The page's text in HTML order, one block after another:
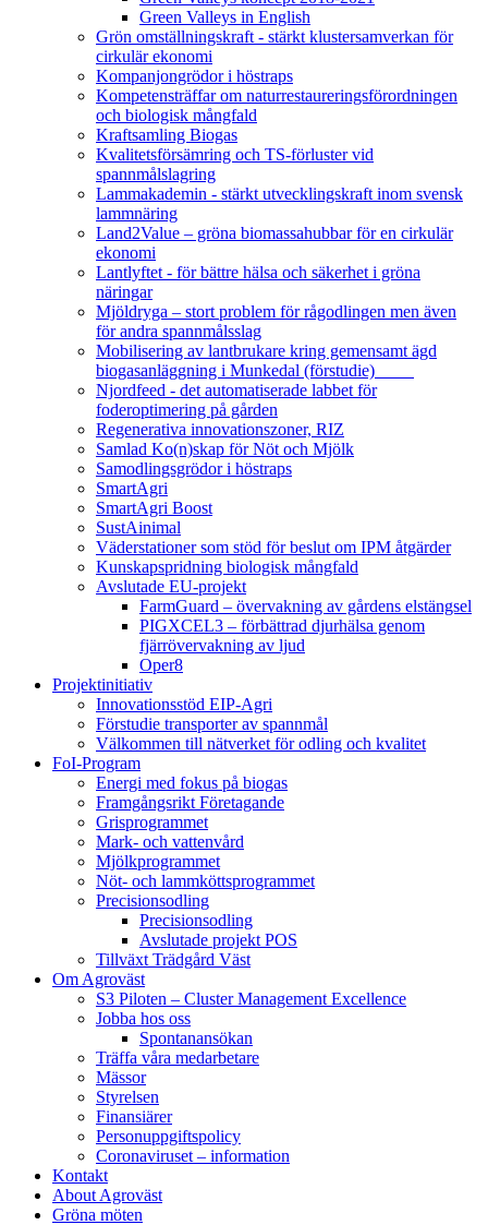
Green Valleys in English
Grön omställningskraft - stärkt klustersamverkan för
cirkulär ekonomi
Kompanjongrödor i höstraps
Kompetensträffar om naturrestaureringsförordningen
och biologisk mångfald
Kraftsamling Biogas
Kvalitetsförsämring och TS-förluster vid
spannmålslagring
Lammakademin - stärkt utvecklingskraft inom svensk
lammnäring
Land2Value – gröna biomassahubbar för en cirkulär
ekonomi
Lantlyftet - för bättre hälsa och säkerhet i gröna
näringar
Mjöldryga – stort problem för rågodlingen men även
för andra spannmålsslag
Mobilisering av lantbrukare kring gemensamt ägd
biogasanläggning i Munkedal (förstudie)
Njordfeed - det automatiserade labbet för
foderoptimering på gården
Regenerativa innovationszoner, RIZ
Samlad Ko(n)skap för Nöt och Mjölk
Samodlingsgrödor i höstraps
SmartAgri
SmartAgri Boost
SustAinimal
Väderstationer som stöd för beslut om IPM åtgärder
Kunskapspridning biologisk mångfald
Avslutade EU-projekt
FarmGuard – övervakning av gårdens elstängsel
PIGXCEL3 – förbättrad djurhälsa genom
fjärrövervakning av ljud
Oper8
Projektinitiativ
Innovationsstöd EIP-Agri
Förstudie transporter av spannmål
Välkommen till nätverket för odling och kvalitet
FoI-Program
Energi med fokus på biogas
Framgångsrikt Företagande
Grisprogrammet
Mark- och vattenvård
Mjölkprogrammet
Nöt- och lammköttsprogrammet
Precisionsodling
Precisionsodling
Avslutade projekt POS
Tillväxt Trädgård Väst
Om Agroväst
S3 Piloten – Cluster Management Excellence
Jobba hos oss
Spontanansökan
Träffa våra medarbetare
Mässor
Styrelsen
Finansiärer
Personuppgiftspolicy
Coronaviruset – information
Kontakt
About Agroväst
Gröna möten